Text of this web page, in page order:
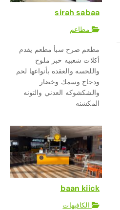
sirah sabaa
مطاعم
مطعم صرح سبأ مطعم يقدم
أكلات شعبيه خبز ملوح
واللحسه والعقده بأنواعها لحم
ودجاج وسمك وخضار
والشكشوكه العدني والتونه
المكشنه
baan kiick
الكافيهات